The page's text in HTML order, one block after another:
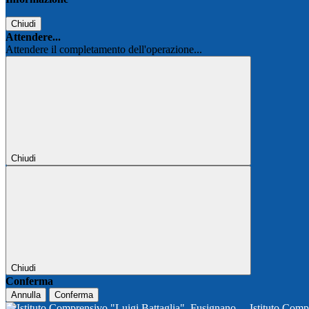
Chiudi
Attendere...
Attendere il completamento dell'operazione...
Chiudi
Chiudi
Conferma
Annulla Conferma